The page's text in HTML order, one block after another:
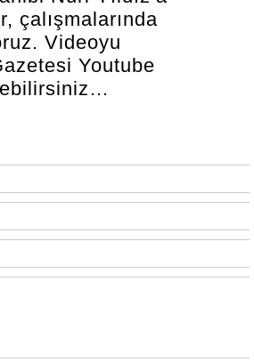
çalışmalarında
Videoyu
Youtube